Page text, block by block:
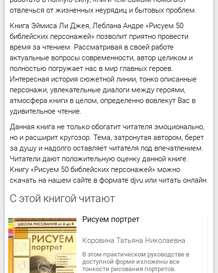
отвлечься от жизненных неурядиц и бытовых проблем.
Книга Эймиса Ли Джея, Леблана Андре «Рисуем 50
библейских персонажей» позволит приятно провести
время за чтением. Рассматривая в своей работе
актуальные вопросы современности, автор целиком и
полностью погружает нас в мир главных героев.
Интересная история сюжетной линии, тонко описанные
персонажи, увлекательные диалоги между героями,
атмосфера книги в целом, определенно вовлекут Вас в
удивительное чтение.
Данная книга не только обогатит читателя эмоционально,
но и расширит кругозор. Тема, затронутая автором, берет
за душу и надолго оставляет читателя под впечатлением.
Читатели дают положительную оценку данной книге.
Книгу «Рисуем 50 библейских персонажей» можно
скачать на нашем сайте в формате djvu или читать онлайн.
С этой книгой читают
Рисуем портрет
Коровина Татьяна Николаевна
В этом практическом руководстве в
доступной форме изложены все
тонкости рисования портретов.